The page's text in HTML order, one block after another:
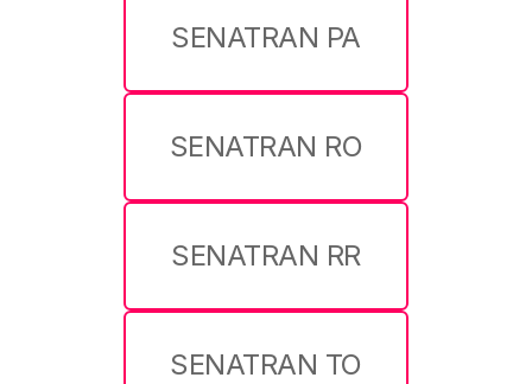
SENATRAN PA
SENATRAN RO
SENATRAN RR
SENATRAN TO